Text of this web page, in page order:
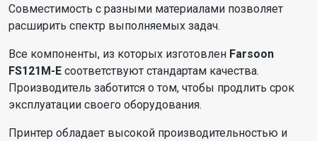
Совместимость с разными материалами позволяет
расширить спектр выполняемых задач.
Все компоненты, из которых изготовлен Farsoon
FS121M-E соответствуют стандартам качества.
Производитель заботится о том, чтобы продлить срок
эксплуатации своего оборудования.
Принтер обладает высокой производительностью и